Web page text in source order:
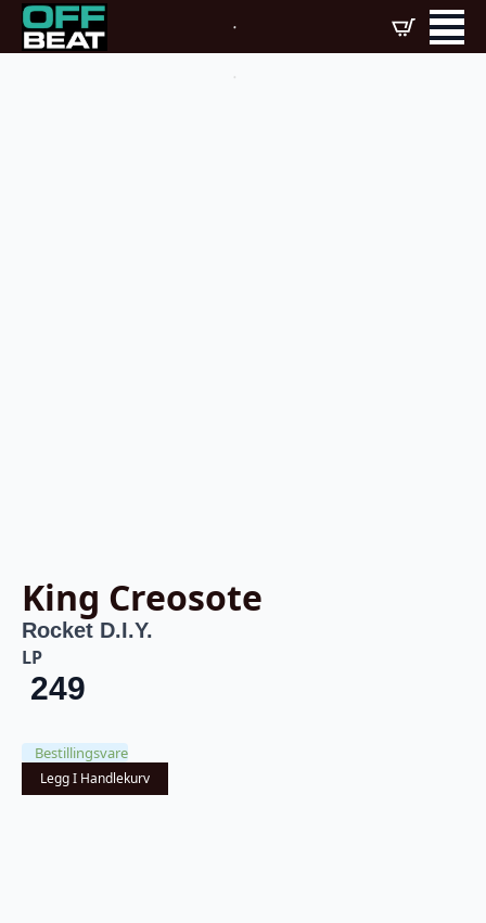
King Creosote
Rocket D.I.Y.
LP
249
Bestillingsvare
Legg I Handlekurv